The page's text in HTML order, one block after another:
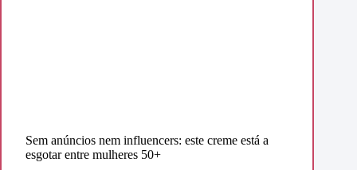
Sem anúncios nem influencers: este creme está a
esgotar entre mulheres 50+